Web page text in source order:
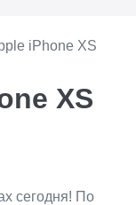
iPhone XS
XS
сегодня! По